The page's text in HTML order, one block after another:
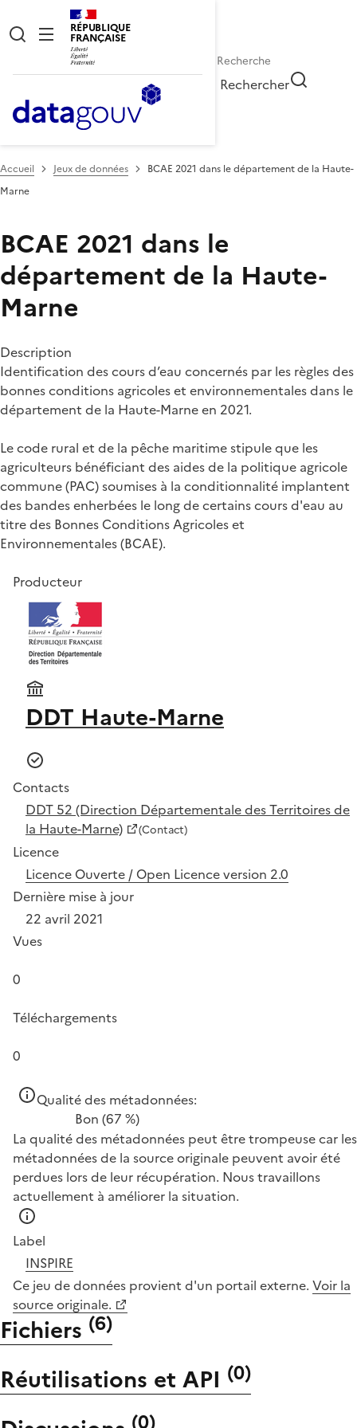
RÉPUBLIQUE
FRANÇAISE
Rechercher
Accueil Jeux de données
BCAE 2021 dans le département de la Haute-
Marne
BCAE 2021 dans le
département de la Haute-
Marne
Description
Identification des cours d’eau concernés par les règles des
bonnes conditions agricoles et environnementales dans le
département de la Haute-Marne en 2021.
Le code rural et de la pêche maritime stipule que les
agriculteurs bénéficiant des aides de la politique agricole
commune (PAC) soumises à la conditionnalité implantent
des bandes enherbées le long de certains cours d'eau au
titre des Bonnes Conditions Agricoles et
Environnementales (BCAE).
Producteur
DDT Haute-Marne
Contacts
DDT 52 (Direction Départementale des Territoires de
la Haute-Marne)
(Contact)
Licence
Licence Ouverte / Open Licence version 2.0
Dernière mise à jour
22 avril 2021
Vues
0
Téléchargements
0
Qualité des métadonnées:
Bon (67 %)
La qualité des métadonnées peut être trompeuse car les
métadonnées de la source originale peuvent avoir été
perdues lors de leur récupération. Nous travaillons
actuellement à améliorer la situation.
Label
INSPIRE
Ce jeu de données provient d'un portail externe. Voir la
source originale.
Fichiers (6)
Réutilisations et API (0)
(0)